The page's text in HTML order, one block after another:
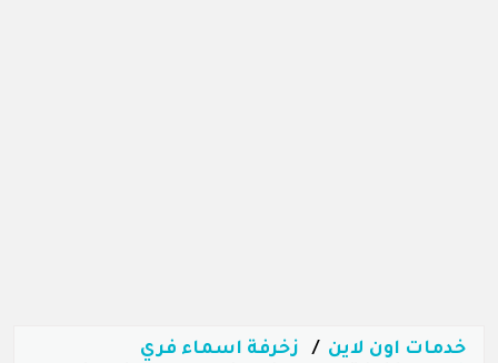
خدمات اون لاين
زخرفة اسماء فري